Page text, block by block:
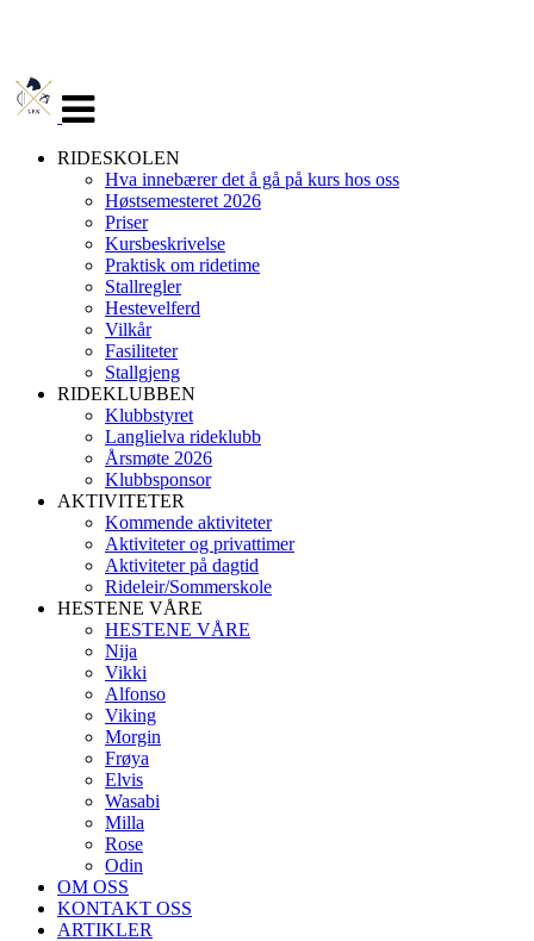
navigasjon
RIDESKOLEN
Hva innebærer det å gå på kurs hos oss
Høstsemesteret 2026
Priser
Kursbeskrivelse
Praktisk om ridetime
Stallregler
Hestevelferd
Vilkår
Fasiliteter
Stallgjeng
RIDEKLUBBEN
Klubbstyret
Langlielva rideklubb
Årsmøte 2026
Klubbsponsor
AKTIVITETER
Kommende aktiviteter
Aktiviteter og privattimer
Aktiviteter på dagtid
Rideleir/Sommerskole
HESTENE VÅRE
HESTENE VÅRE
Nija
Vikki
Alfonso
Viking
Morgin
Frøya
Elvis
Wasabi
Milla
Rose
Odin
OM OSS
KONTAKT OSS
ARTIKLER